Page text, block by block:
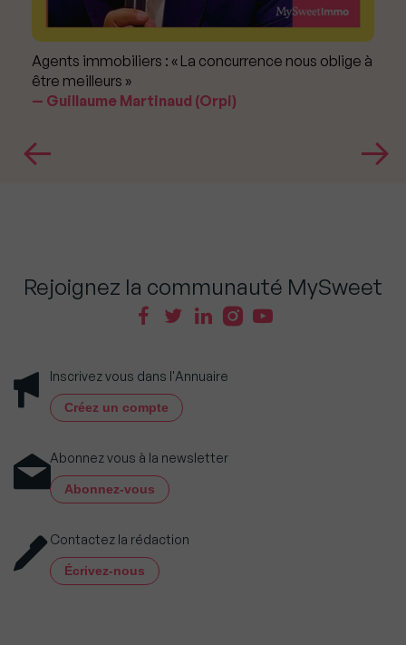
Agents immobiliers : « La concurrence nous oblige à
être meilleurs »
Guillaume Martinaud (Orpi)
Rejoignez la communauté MySweet
Inscrivez vous dans l'Annuaire
Créez un compte
Abonnez vous à la newsletter
Abonnez-vous
Contactez la rédaction
Écrivez-nous